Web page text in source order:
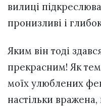
вилиці
пронизливі і
Яким він тоді
прекрасним! Як
моїх улюблених
настільки